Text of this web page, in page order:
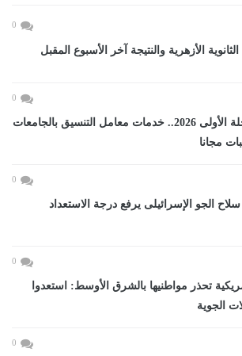
0
الأزهرية والنتيجة آخر الأسبوع المقبل
0
تنسيق المرحلة الأولى 2026.. خدمات معامل التنسيق بالجامعات
مجانا
0
الجو الإسرائيلى يرفع درجة الاستعداد
0
تحذر مواطنيها بالشرق الأوسط: استعدوا
الجوية
0